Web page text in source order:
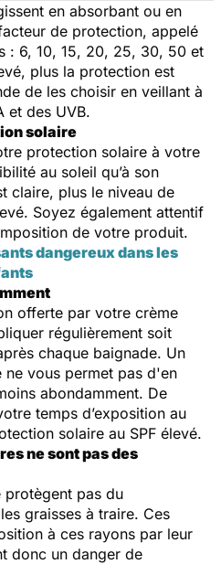
en absorbant ou en
de protection, appelé
: 6, 10, 15, 20, 25, 30, 50 et
plus la protection est
de les choisir en veillant à
et des UVB.
solaire
protection solaire à votre
au soleil qu’à son
claire, plus le niveau de
Soyez également attentif
de votre produit.
dangereux dans les
offerte par votre crème
régulièrement soit
chaque baignade. Un
vous permet pas d'en
abondamment. De
temps d’exposition au
solaire au SPF élevé.
ne sont pas des
protègent pas du
graisses à traire. Ces
à ces rayons par leur
donc un danger de